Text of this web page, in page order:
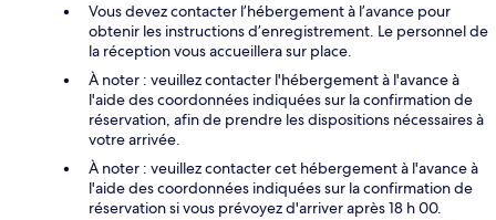
Vous devez contacter l’hébergement à l’avance pour
obtenir les instructions d’enregistrement. Le personnel de
la réception vous accueillera sur place.
À noter : veuillez contacter l'hébergement à l'avance à
l'aide des coordonnées indiquées sur la confirmation de
réservation, afin de prendre les dispositions nécessaires à
votre arrivée.
À noter : veuillez contacter cet hébergement à l'avance à
l'aide des coordonnées indiquées sur la confirmation de
réservation si vous prévoyez d'arriver après 18 h 00.